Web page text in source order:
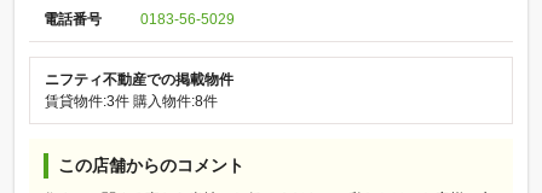
電話番号 0183-56-5029
ニフティ不動産での掲載物件
賃貸物件:3件 購入物件:8件
この店舗からのコメント